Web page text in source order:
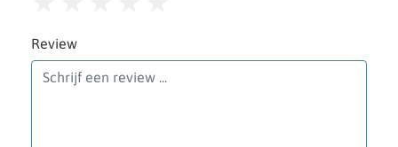
Review